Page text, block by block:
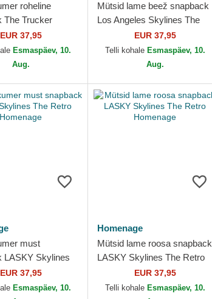
roheline
The Trucker
Fun The
EUR 37,95
Esmaspäev, 10.
Aug.
Mütsid lame beež snapback
Los Angeles Skylines The
Snap Homenage
EUR 37,95
Telli kohale Esmaspäev, 10.
Aug.
must
LASKY Skylines
Homenage
EUR 37,95
Esmaspäev, 10.
Homenage
Mütsid lame roosa snapback
LASKY Skylines The Retro
HomenageEUR 37,95
Telli kohale Esmaspäev, 10.